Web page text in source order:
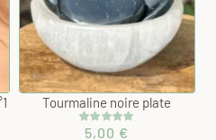
Tourmaline noire plate
Noté 5.00
15,00 €